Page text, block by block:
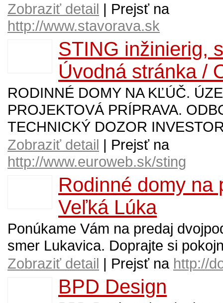
Zobraziť detail | Prejsť na
http://www.stavorava.sk
STING inžinierig,
Úvodná stránka /
RODINNÉ DOMY NA KĽÚČ.
PROJEKTOVÁ PRÍPRAVA.
TECHNICKÝ DOZOR
Zobraziť detail | Prejsť na
http://www.euroweb.sk/sting
Rodinné domy na
Veľká Lúka
Ponúkame Vám na predaj
smer Lukavica. Doprajte si
Zobraziť detail | Prejsť na http://
BPD Design